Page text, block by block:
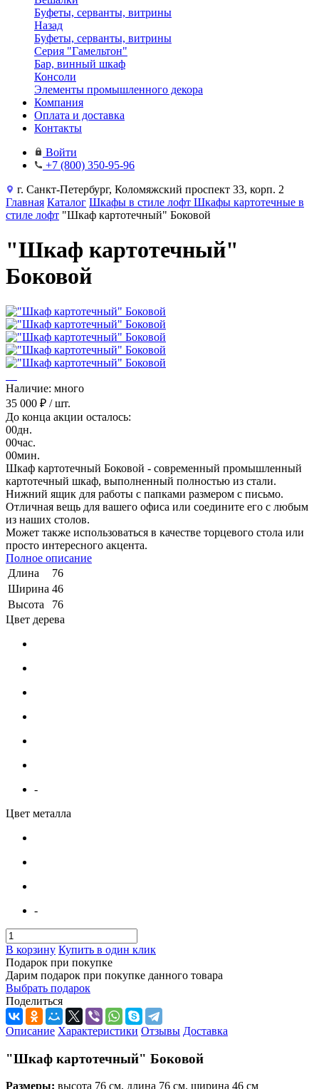
Буфеты, серванты, витрины
Назад
Буфеты, серванты, витрины
Серия "Гамельтон"
Бар, винный шкаф
Консоли
Элементы промышленного декора
Компания
Оплата и доставка
Контакты
Войти
+7 (800) 350-95-96
г. Санкт-Петербург, Коломяжский проспект 33, корп. 2
Главная Каталог Шкафы в стиле лофт Шкафы картотечные в
стиле лофт "Шкаф картотечный" Боковой
"Шкаф картотечный"
Боковой
Наличие: много
35 000 ₽ / шт.
До конца акции осталось:
00дн.
00час.
00мин.
Шкаф картотечный Боковой - современный промышленный
картотечный шкаф, выполненный полностью из стали.
Нижний ящик для работы с папками размером с письмо.
Отличная вещь для вашего офиса или соедините его с любым
из наших столов.
Может также использоваться в качестве торцевого стола или
просто интересного акцента.
Полное описание
Длина
76
Ширина 46
Высота
76
Цвет дерева
-
Цвет металла
-
В корзину Купить в один клик
Подарок при покупке
Дарим подарок при покупке данного товара
Выбрать подарок
Поделиться
Описание Характеристики Отзывы Доставка
"Шкаф картотечный" Боковой
Размеры: высота 76 см, длина 76 см, ширина 46 см